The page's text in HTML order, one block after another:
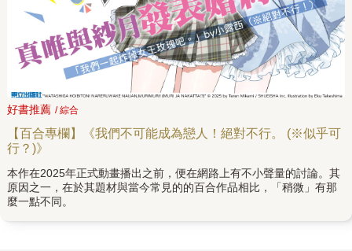
好書推薦 / 綜合
【百合專欄】《我們不可能成為戀人！絕對不行。 (※似乎可
行？)》
本作在2025年正式動畫播出之前，便在網路上有不小聲量的討論。其
原因之一，在於其題材與當今常見的的百合作品相比，「稍微」有那
麼一點不同。